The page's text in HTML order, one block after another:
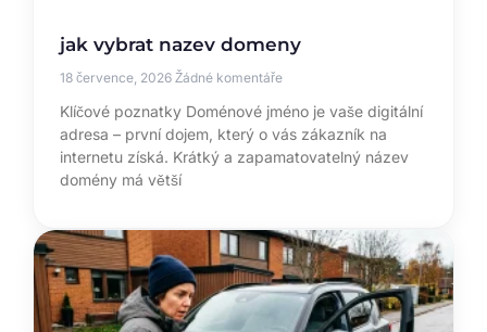
jak vybrat nazev domeny
18 července, 2026 Žádné komentáře
Klíčové poznatky Doménové jméno je vaše digitální
adresa – první dojem, který o vás zákazník na
internetu získá. Krátký a zapamatovatelný název
domény má větší